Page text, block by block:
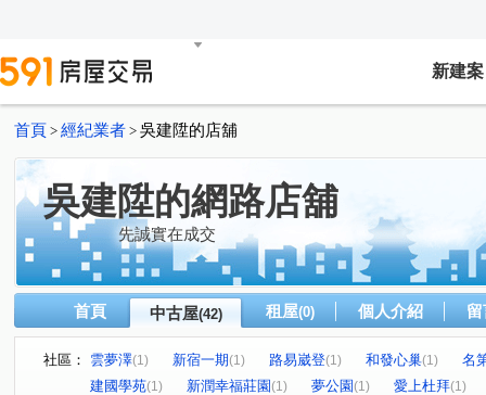
新建案
首頁 > 經紀業者 > 吳建陞的店舖
吳建陞的網路店舖
先誠實在成交
首頁 中古屋(42) 租屋(0) 個人介紹
社區： 雲夢澤(1) 新宿一期(1) 路易崴登(1) 和發心巢(1)
名
建國學苑(1) 新潤幸福莊園(1) 夢公園(1) 愛上杜拜(1)